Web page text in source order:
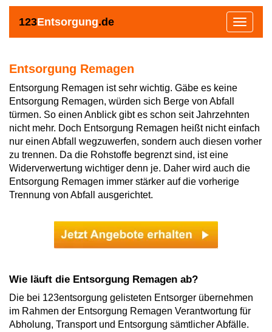
123Entsorgung.de
Toggle
Entsorgung Remagen
Entsorgung Remagen ist sehr wichtig. Gäbe es keine
Entsorgung Remagen, würden sich Berge von Abfall
türmen. So einen Anblick gibt es schon seit Jahrzehnten
nicht mehr. Doch Entsorgung Remagen heißt nicht einfach
nur einen Abfall wegzuwerfen, sondern auch diesen vorher
zu trennen. Da die Rohstoffe begrenzt sind, ist eine
Widerverwertung wichtiger denn je. Daher wird auch die
Entsorgung Remagen immer stärker auf die vorherige
Trennung von Abfall ausgerichtet.
Wie läuft die Entsorgung Remagen ab?
Die bei 123entsorgung gelisteten Entsorger übernehmen
im Rahmen der Entsorgung Remagen Verantwortung für
Abholung, Transport und Entsorgung sämtlicher Abfälle.